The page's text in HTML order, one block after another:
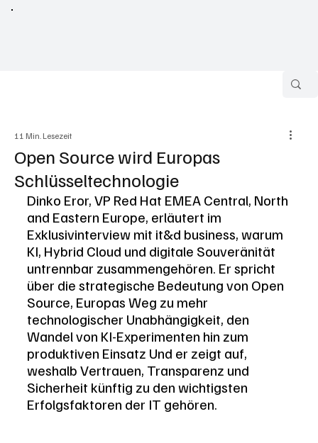
Open Source wird Europas
Schlüsseltechnologie
11 Min. Lesezeit
Dinko Eror, VP Red Hat EMEA Central, North
and Eastern Europe, erläutert im
Exklusivinterview mit it&d business, warum
KI, Hybrid Cloud und digitale Souveränität
untrennbar zusammengehören. Er spricht
über die strategische Bedeutung von Open
Source, Europas Weg zu mehr
technologischer Unabhängigkeit, den
Wandel von KI-Experimenten hin zum
produktiven Einsatz Und er zeigt auf,
weshalb Vertrauen, Transparenz und
Sicherheit künftig zu den wichtigsten
Erfolgsfaktoren der IT gehören.